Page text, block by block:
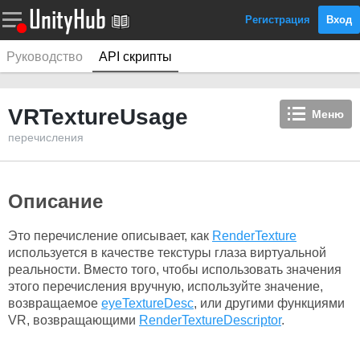
Регистрация Вход
Руководство API скрипты
Меню
VRTextureUsage
перечисления
Описание
Это перечисление описывает, как RenderTexture
используется в качестве текстуры глаза виртуальной
реальности. Вместо того, чтобы использовать значения
этого перечисления вручную, используйте значение,
возвращаемое eyeTextureDesc, или другими функциями
VR, возвращающими RenderTextureDescriptor.